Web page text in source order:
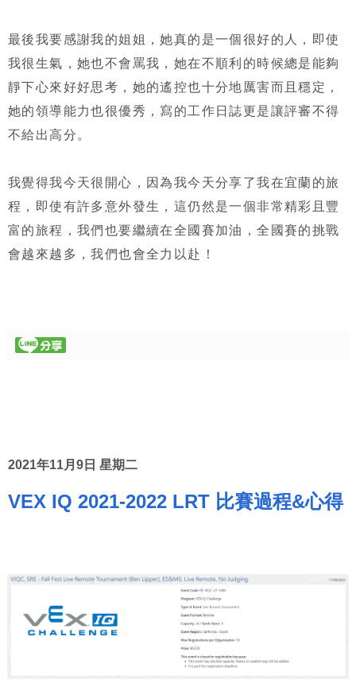
最後我要感謝我的姐姐，她真的是一個很好的人，即使
我很生氣，她也不會罵我，她在不順利的時候總是能夠
靜下心來好好思考，她的遙控也十分地厲害而且穩定，
她的領導能力也很優秀，寫的工作日誌更是讓評審不得
不給出高分。
我覺得我今天很開心，因為我今天分享了我在宜蘭的旅
程，即使有許多意外發生，這仍然是一個非常精彩且豐
富的旅程，我們也要繼續在全國賽加油，全國賽的挑戰
會越來越多，我們也會全力以赴！
2021年11月9日 星期二
VEX IQ 2021-2022 LRT 比賽過程&心得